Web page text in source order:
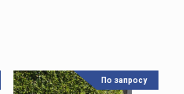
По запросу